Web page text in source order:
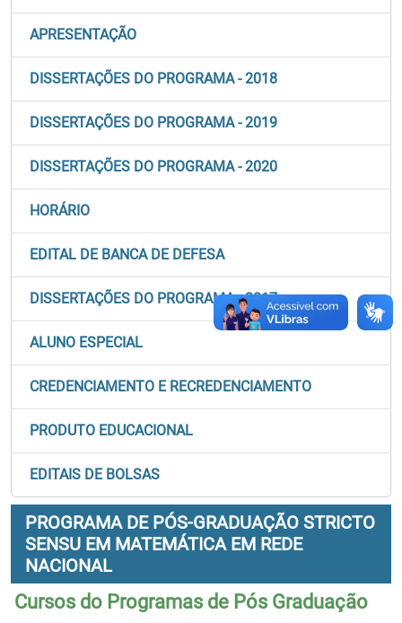
APRESENTAÇÃO
DISSERTAÇÕES DO PROGRAMA - 2018
DISSERTAÇÕES DO PROGRAMA - 2019
DISSERTAÇÕES DO PROGRAMA - 2020
HORÁRIO
EDITAL DE BANCA DE DEFESA
DISSERTAÇÕES DO PROGRAMA - 2017
ALUNO ESPECIAL
CREDENCIAMENTO E RECREDENCIAMENTO
PRODUTO EDUCACIONAL
EDITAIS DE BOLSAS
PROGRAMA DE PÓS-GRADUAÇÃO STRICTO
SENSU EM MATEMÁTICA EM REDE
NACIONAL
Cursos do Programas de Pós Graduação